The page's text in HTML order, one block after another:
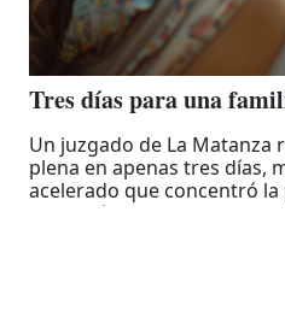
Tres días para una
Un juzgado de La Matanza
plena en apenas tres días,
acelerado que concentró
en una única audiencia